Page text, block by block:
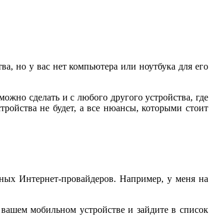
но у вас нет компьютера или ноутбука для его
сделать и с любого другого устройства, где
не будет, а все нюансы, которыми стоит
Интернет-провайдеров. Например, у меня на
мобильном устройстве и зайдите в список